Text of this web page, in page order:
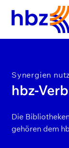
Synergien
hbz-
Die
gehören dem